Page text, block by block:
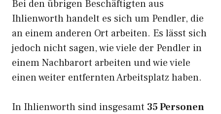
Bei den übrigen Beschäftigten aus
Ihlienworth handelt es sich um Pendler, die
an einem anderen Ort arbeiten. Es lässt sich
jedoch nicht sagen, wie viele der Pendler in
einem Nachbarort arbeiten und wie viele
einen weiter entfernten Arbeitsplatz haben.
In Ihlienworth sind insgesamt 35 Personen